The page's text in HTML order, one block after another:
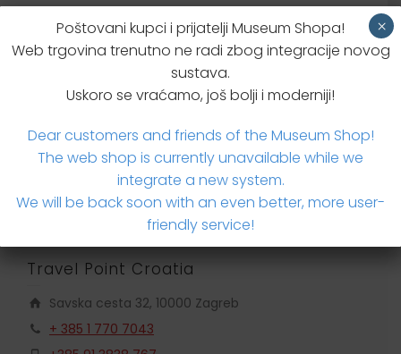
VAŽNO: Klimatski neutralan proizvod.
Dodatne informacije
Travel Point Croatia
Savska cesta 32, 10000 Zagreb
+ 385 1 770 7043
Poštovani kupci i prijatelji Museum Shopa!
Web trgovina trenutno ne radi zbog integracije novog
sustava.
Uskoro se vraćamo, još bolji i moderniji!
Dear customers and friends of the Museum Shop!
The web shop is currently unavailable while we
integrate a new system.
We will be back soon with an even better, more user-
friendly service!
×